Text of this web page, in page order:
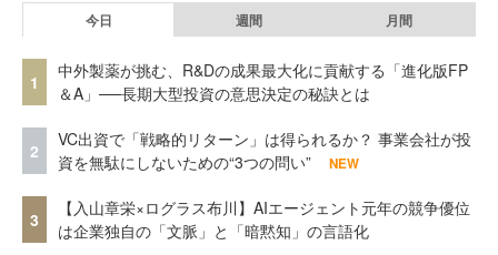
今日 週間 月間
1
中外製薬が挑む、R&Dの成果最大化に貢献する「進化版FP
＆A」──長期大型投資の意思決定の秘訣とは
2
VC出資で「戦略的リターン」は得られるか？ 事業会社が投
資を無駄にしないための“3つの問い”
NEW
3
【入山章栄×ログラス布川】AIエージェント元年の競争優位
は企業独自の「文脈」と「暗黙知」の言語化